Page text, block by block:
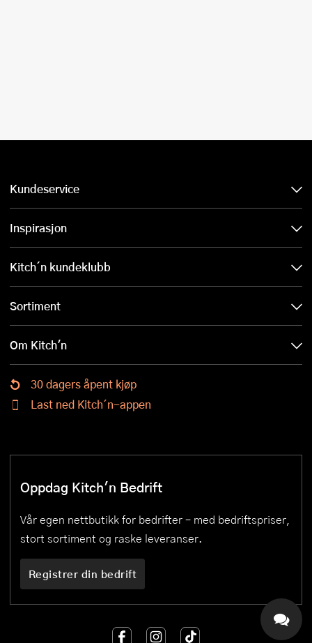
Kundeservice
Inspirasjon
Kitch´n kundeklubb
Sortiment
Om Kitch'n
30 dagers åpent kjøp
Last ned Kitch´n-appen
Oppdag Kitch'n Bedrift
Vår egen nettbutikk for bedrifter – med bedriftspriser,
stort sortiment og raske leveranser.
Registrer din bedrift